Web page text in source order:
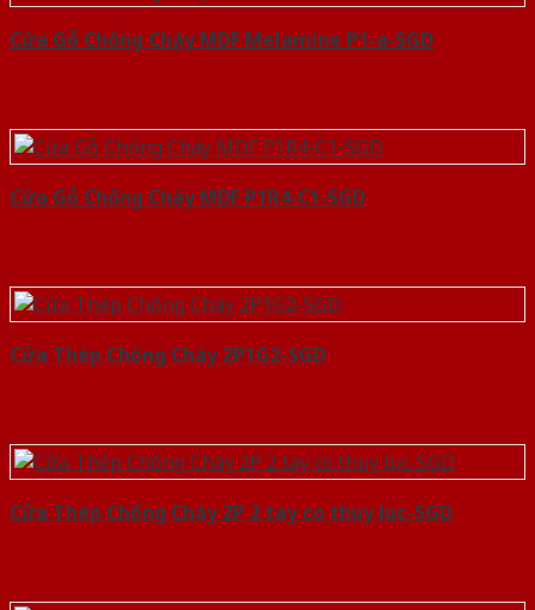
Cửa Gỗ Chống Cháy MDF Melamine P1-a-SGD
Cửa Gỗ Chống Cháy MDF P1R4-C1-SGD
Cửa Thép Chống Cháy 2P1G2-SGD
Cửa Thép Chống Cháy 2P 2 tay co thuy luc-SGD